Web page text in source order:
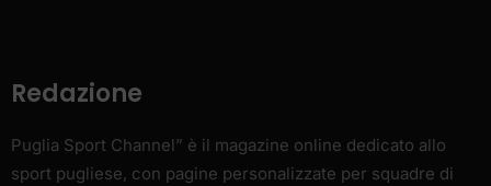
Redazione
Puglia Sport Channel” è il magazine online dedicato allo
sport pugliese, con pagine personalizzate per squadre di